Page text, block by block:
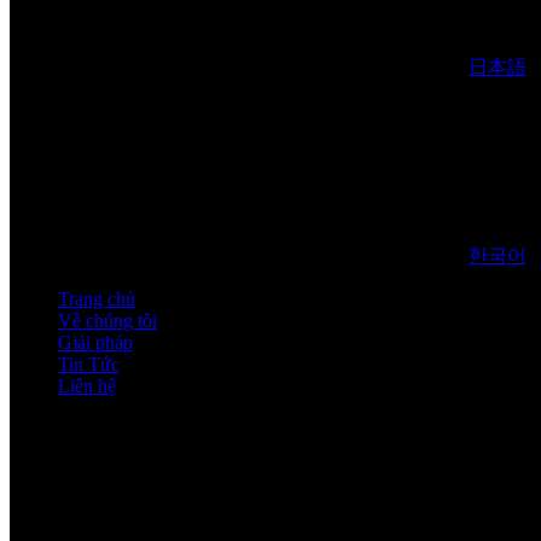
日本語
한국어
Trang chủ
Về chúng tôi
Giải pháp
Tin Tức
Liên hệ